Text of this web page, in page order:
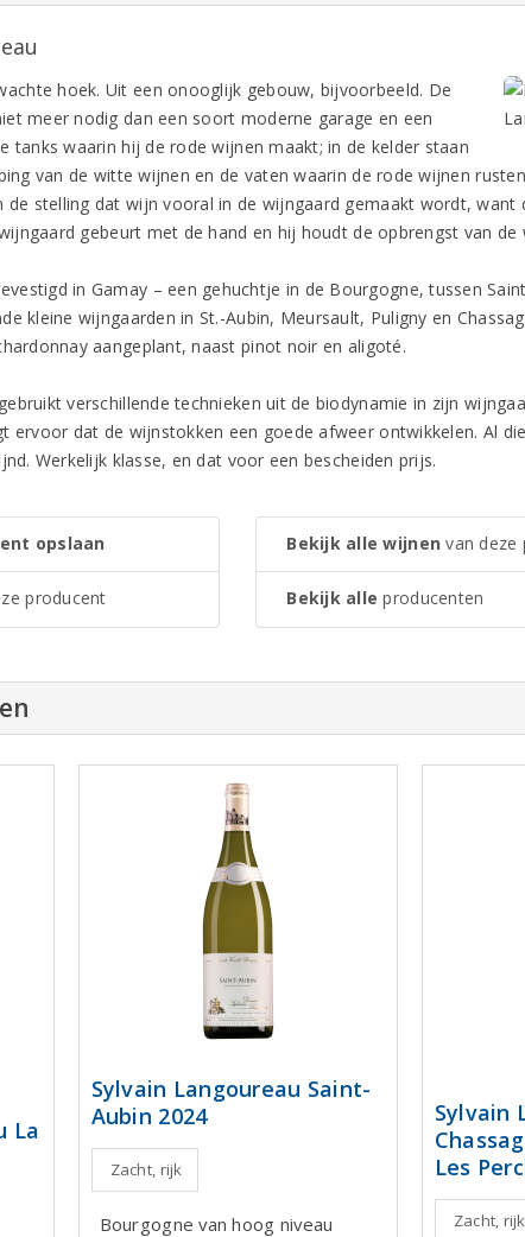
hoek. Uit een onooglijk gebouw, bijvoorbeeld. De
meer nodig dan een soort moderne garage en een
tanks waarin hij de rode wijnen maakt; in de kelder staan
van de witte wijnen en de vaten waarin de rode wijnen
de stelling dat wijn vooral in de wijngaard gemaakt wordt, want
gebeurt met de hand en hij houdt de opbrengst van de
in Gamay – een gehuchtje in de Bourgogne, tussen
kleine wijngaarden in St.-Aubin, Meursault, Puligny en
aangeplant, naast pinot noir en aligoté.
verschillende technieken uit de biodynamie in zijn
ervoor dat de wijnstokken een goede afweer ontwikkelen. Al
Werkelijk klasse, en dat voor een bescheiden prijs.
opslaan
producent
Bekijk alle wijnen van deze
Bekijk alle producenten
La
Sylvain Langoureau Saint-
Aubin 2024
Zacht, rijk
Bourgogne van hoog niveau
Sylvain
Les
Zacht, rijk